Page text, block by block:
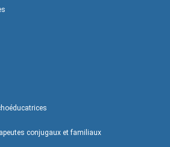
conjugaux et familiaux